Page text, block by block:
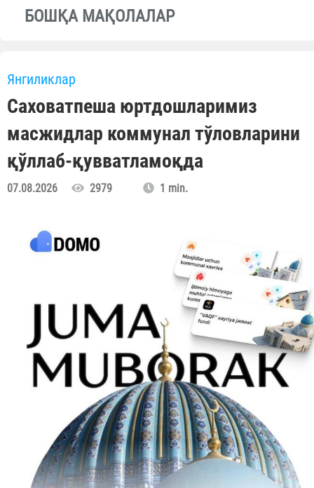
БОШҚА МАҚОЛАЛАР
Янгиликлар
Саховатпеша юртдошларимиз
масжидлар коммунал тўловларини
қўллаб-қувватламоқда
07.08.2026 2979 1 min.